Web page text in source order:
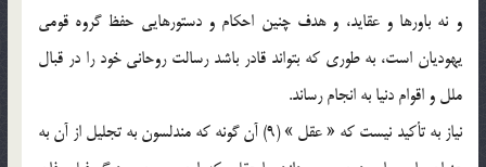
و نه باورها و عقايد، و هدف چنين احكام و دستورهايي حفظ گروه قومي
يهوديان است، به طوري كه بتواند قادر باشد رسالت روحاني خود را در قبال
ملل و اقوام دنيا به انجام رساند.
نياز به تأكيد نيست كه « عقل » (9) آن گونه كه مندلسون به تجليل از آن به